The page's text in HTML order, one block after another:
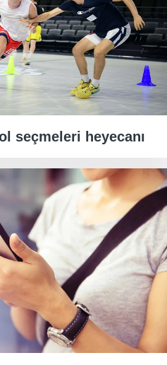
seçmeleri heyecanı